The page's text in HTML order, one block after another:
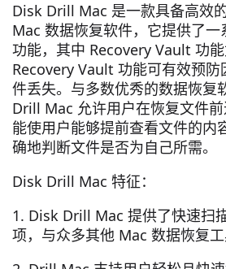
Disk Drill Mac 是一款具备高效
Mac 数据恢复软件，它提供了
功能，其中 Recovery Vault 功能
Recovery Vault 功能可有效预
件丢失。与多数优秀的数据恢复
Drill Mac 允许用户在恢复文件
能使用户能够提前查看文件的内
确地判断文件是否为自己所需。
Disk Drill Mac 特征：
1. Disk Drill Mac 提供了快速扫
项，与众多其他 Mac 数据恢复工